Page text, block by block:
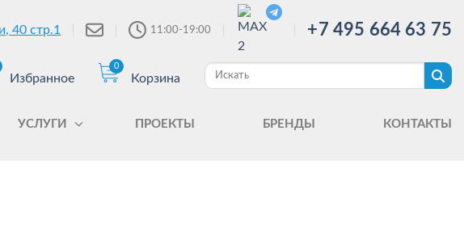
40 стр.1 11:00-19:00 +7 495 664 63 75
Избранное
0
Корзина
УСЛУГИ ПРОЕКТЫ БРЕНДЫ КОНТАКТЫ